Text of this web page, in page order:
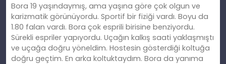
Bora 19 yaşındaymış, ama yaşına göre çok olgun ve
karizmatik görünüyordu. Sportif bir fiziği vardı. Boyu da
1.80 falan vardı. Bora çok esprili birisine benziyordu.
Sürekli espriler yapıyordu. Uçağın kalkış saati yaklaşmıştı
ve uçağa doğru yöneldim. Hostesin gösterdiği koltuğa
doğru geçtim. En arka koltuktaydım. Bora da yanıma